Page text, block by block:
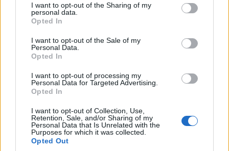
not limited to your visit or usage behaviour. You may click to
grant or deny consent to Google and its third-party tags to
use your data for below specified purposes in below Google
consent section.
I want to opt-out of the Sharing of my
personal data.
Opted In
I want to opt-out of the Sale of my
Personal Data.
Opted In
I want to opt-out of processing my
Personal Data for Targeted Advertising.
Opted In
I want to opt-out of Collection, Use,
Retention, Sale, and/or Sharing of my
Personal Data that Is Unrelated with the
Purposes for which it was collected.
Opted Out
8/08/2026 - 2:27μμ
ΕΛΛΑΔΑ